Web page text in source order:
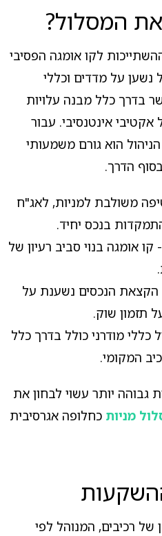
המסלול?
לקו אומגה הפסיבי
נשען על מדדים וכללי
בדרך כלל מבנה עלויות
אקטיבי אינטנסיבי. עבור
הוא גורם משמעותי
הדרך.
משולבת למניות, לאג"ח
בנכס יחיד.
קו אומגה בנוי סביב רעיון של
הקצאת הנכסים נשענת על
תזמון שוק.
כללי מודרני כולל בדרך כלל
המקומי.
גבוהה יותר עשוי לבחון את
מניות כחלופה אגרסיבית
של רכיבים, המנוהל לפי